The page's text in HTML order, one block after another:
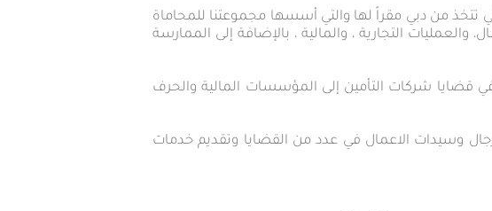
تتخذ من دبي مقراً لها والتي أسسها مجموعتنا للمحاماة
الاعمال، والعمليات التجارية ، والمالية ، بالإضافة إلى الممارسة
قضايا شركات التأمين إلى المؤسسات المالية والحرف
وسيدات الاعمال في عدد من القضايا وتقديم خدمات